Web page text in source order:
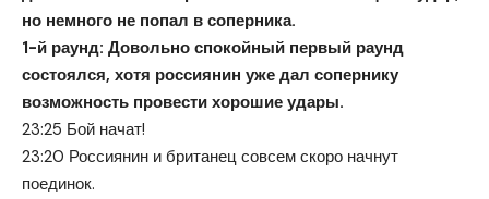
но немного не попал в соперника.
1-й раунд: Довольно спокойный первый раунд
состоялся, хотя россиянин уже дал сопернику
возможность провести хорошие удары.
23:25 Бой начат!
23:20 Россиянин и британец совсем скоро начнут
поединок.